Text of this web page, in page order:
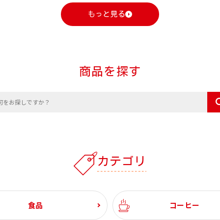
もっと見る
商品を探す
カテゴリ
食品 コーヒー